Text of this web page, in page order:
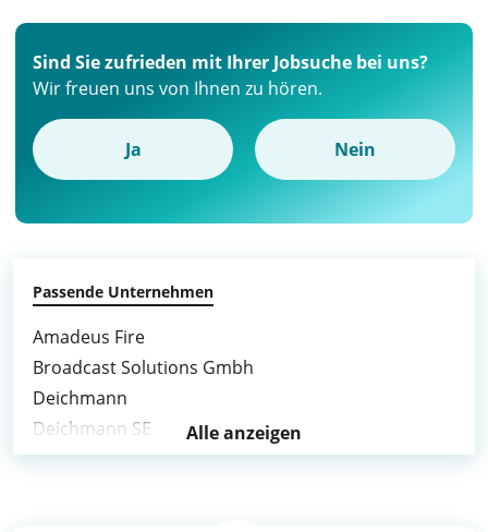
Sind Sie zufrieden mit Ihrer Jobsuche bei uns?
Wir freuen uns von Ihnen zu hören.
Ja Nein
Passende Unternehmen
Amadeus Fire
Broadcast Solutions Gmbh
Deichmann
Deichmann SE
Deutsche Telekom
Alle anzeigen